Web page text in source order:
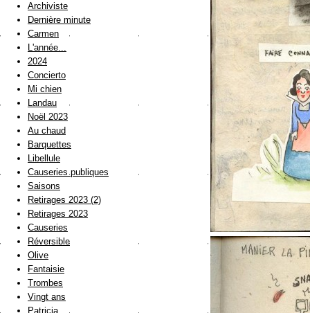
Archiviste
Dernière minute
Carmen
L'année...
2024
Concierto
Mi chien
Landau
Noël 2023
Au chaud
Barquettes
Libellule
Causeries publiques
Saisons
Retirages 2023 (2)
Retirages 2023
Causeries
Réversible
Olive
Fantaisie
Trombes
Vingt ans
Patricia